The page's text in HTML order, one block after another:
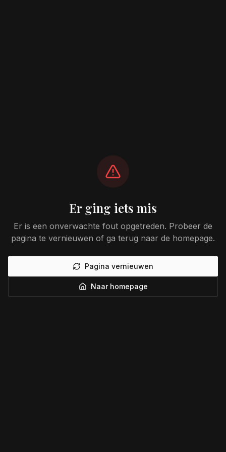
Er ging iets mis
Er is een onverwachte fout opgetreden. Probeer de
pagina te vernieuwen of ga terug naar de homepage.
Pagina vernieuwen
Naar homepage